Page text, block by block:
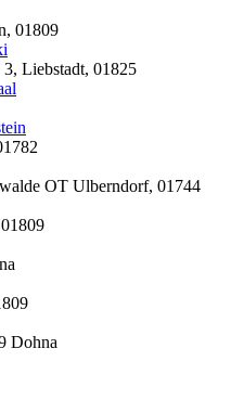
01809
Liebstadt, 01825
OT Ulberndorf, 01744
Dohna